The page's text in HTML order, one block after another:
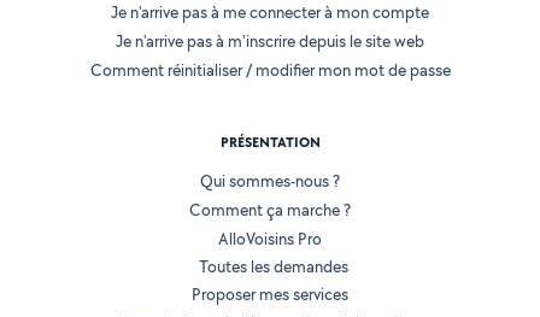
Je n'arrive pas à me connecter à mon compte
Je n'arrive pas à m'inscrire depuis le site web
Comment réinitialiser / modifier mon mot de passe
PRÉSENTATION
Qui sommes-nous ?
Comment ça marche ?
AlloVoisins Pro
Toutes les demandes
Proposer mes services